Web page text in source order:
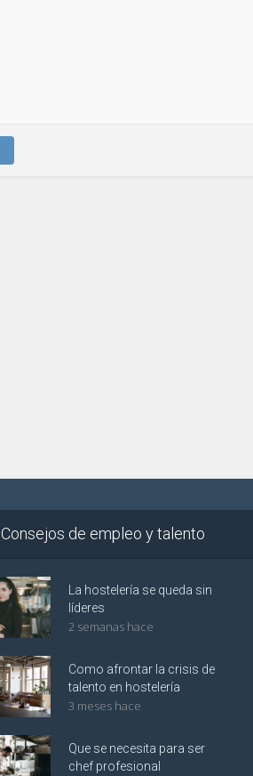
Consejos de empleo y talento
La hostelería se queda sin
líderes
2 semanas hace
Como afrontar la crisis de
talento en hostelería
3 meses hace
Que se necesita para ser
chef profesional